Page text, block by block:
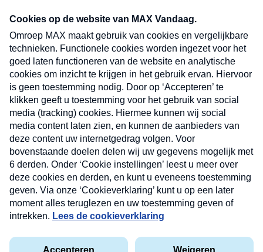
nieuwsbrief. Elke vrijdag- en dinsdagochtend in
uw mailbox.
Verzend
Privacyverklaring
Cookieverklaring
Nieuwsbrief
Neem hier een gratis abonnement op onze
nieuwsbrief. Elke vrijdag- en dinsdagochtend in uw